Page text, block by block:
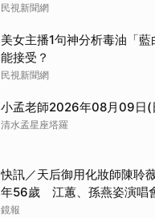
民視新聞網
美女主播1句神分析毒油「
能接受？
民視新聞網
小孟老師2026年08月09日(
清水孟星座塔羅
快訊／天后御用化妝師陳聆
年56歲 江蕙、孫燕姿演唱
健雅崩潰難接受
鏡報